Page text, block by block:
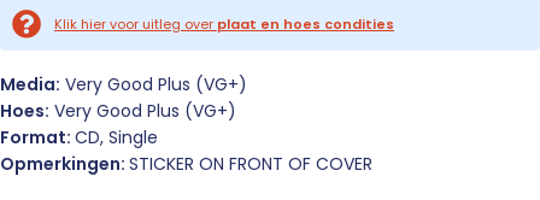
Klik hier voor uitleg over plaat en hoes condities
Media: Very Good Plus (VG+)
Hoes: Very Good Plus (VG+)
Format: CD, Single
Opmerkingen: STICKER ON FRONT OF COVER